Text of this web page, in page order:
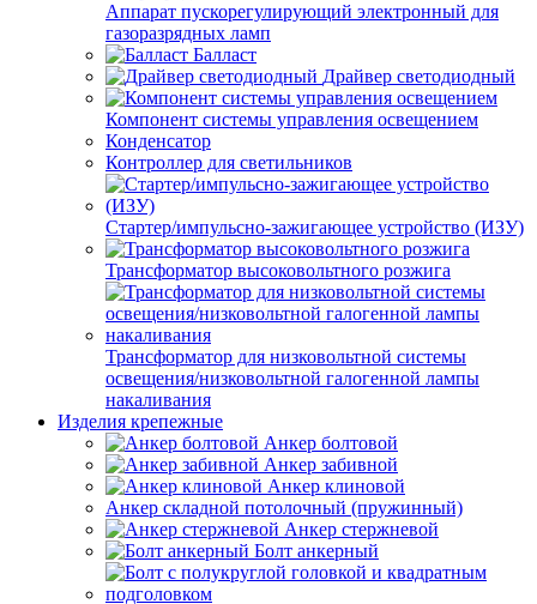
Аппарат пускорегулирующий электронный для
газоразрядных ламп
Балласт
Драйвер светодиодный
Компонент системы управления освещением
Конденсатор
Контроллер для светильников
Стартер/импульсно-зажигающее устройство (ИЗУ)
Трансформатор высоковольтного розжига
Трансформатор для низковольтной системы
освещения/низковольтной галогенной лампы
накаливания
Изделия крепежные
Анкер болтовой
Анкер забивной
Анкер клиновой
Анкер складной потолочный (пружинный)
Анкер стержневой
Болт анкерный